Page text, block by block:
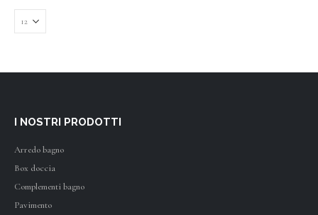
options
may
page
I NOSTRI PRODOTTI
Arredo bagno
Box doccia
Complementi bagno
Pavimento